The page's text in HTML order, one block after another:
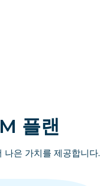
플랜
나은 가치를 제공합니다.